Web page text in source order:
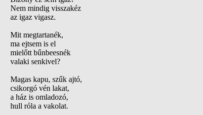
Nem mindig visszakéz
az igaz vigasz.
Mit megtartanék,
ma ejtsem is el
mielőtt bűnbeesnék
valaki senkivel?
Magas kapu, szűk ajtó,
csikorgó vén lakat,
a ház is omladozó,
hull róla a vakolat.